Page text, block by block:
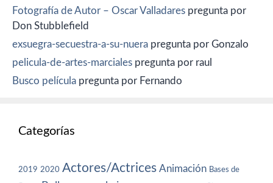
Fotografía de Autor – Oscar Valladares pregunta por
Don Stubblefield
exsuegra-secuestra-a-su-nuera pregunta por Gonzalo
pelicula-de-artes-marciales pregunta por raul
Busco película pregunta por Fernando
Categorías
2019 2020 Actores/Actrices Animación Bases de